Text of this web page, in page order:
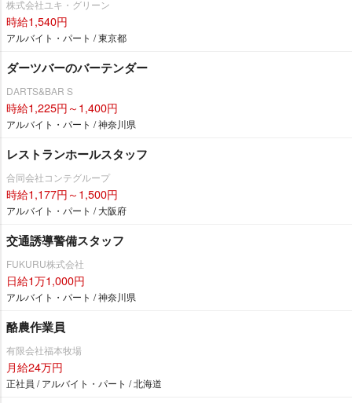
株式会社ユキ・グリーン
時給1,540円
アルバイト・パート / 東京都
ダーツバーのバーテンダー
DARTS&BAR S
時給1,225円～1,400円
アルバイト・パート / 神奈川県
レストランホールスタッフ
合同会社コンテグループ
時給1,177円～1,500円
アルバイト・パート / 大阪府
交通誘導警備スタッフ
FUKURU株式会社
日給1万1,000円
アルバイト・パート / 神奈川県
酪農作業員
有限会社福本牧場
月給24万円
正社員 / アルバイト・パート / 北海道